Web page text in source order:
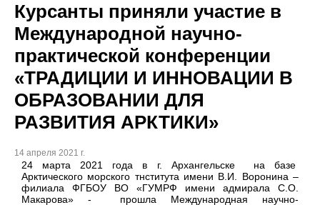
Курсанты приняли участие в
Международной научно-
практической конференции
«ТРАДИЦИИ И ИННОВАЦИИ В
ОБРАЗОВАНИИ ДЛЯ
РАЗВИТИЯ АРКТИКИ»
14 апреля 2021 г.
24 марта 2021 года в г. Архангельске на базе
Арктического морского тнститута имени В.И. Воронина –
филиала ФГБОУ ВО «ГУМРФ имени адмирала С.О.
Макарова» - прошла Международная научно-